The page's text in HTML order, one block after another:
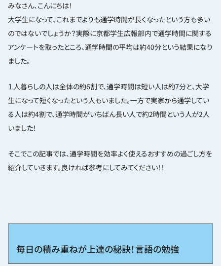
みなさん、こんにちは！
大学生になって、これまでよりも通学時間が長くなったという方も多い
のではないでしょうか？実際に京都学生広報部内で通学時間に関する
アンケートを取ったところ、通学時間の平均は約40分という結果になり
ました。
１人暮らしの人は全体の約6割で、通学時間は短い人は約7分と、大学
生になって短くなったという人もいました。一方で実家から通学してい
る人は約4割で、通学時間がいちばん長い人で約2時間という人が2人
いました！
そこでこの記事では、通学時間を効率よく使えるおすすめの過ごし方を
紹介していきます。良ければ参考にしてみてください！！
毎日の積み重ねが上達の秘訣！言語の勉強